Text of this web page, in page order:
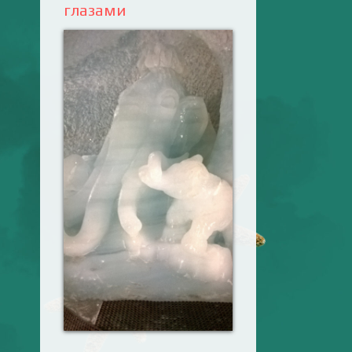
глазами
Ваш английский
здесь! Интерактивные